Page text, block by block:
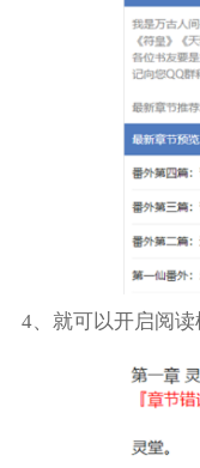
4、就可以开启阅读